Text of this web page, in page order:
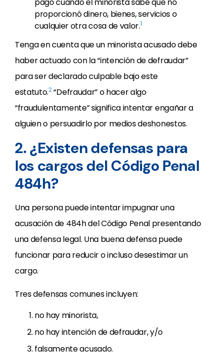
proporcionó dinero, bienes, servicios o
cualquier otra cosa de valor.1
Tenga en cuenta que un minorista acusado debe
haber actuado con la “intención de defraudar”
para ser declarado culpable bajo este
estatuto.2“Defraudar” o hacer algo
“fraudulentamente” significa intentar engañar a
alguien o persuadirlo por medios deshonestos.
2. ¿Existen defensas para
los cargos del Código Penal
484h?
Una persona puede intentar impugnar una
acusación de 484h del Código Penal presentando
una defensa legal. Una buena defensa puede
funcionar para reducir o incluso desestimar un
cargo.
Tres defensas comunes incluyen:
no hay minorista,
no hay intención de defraudar, y/o
falsamente acusado.